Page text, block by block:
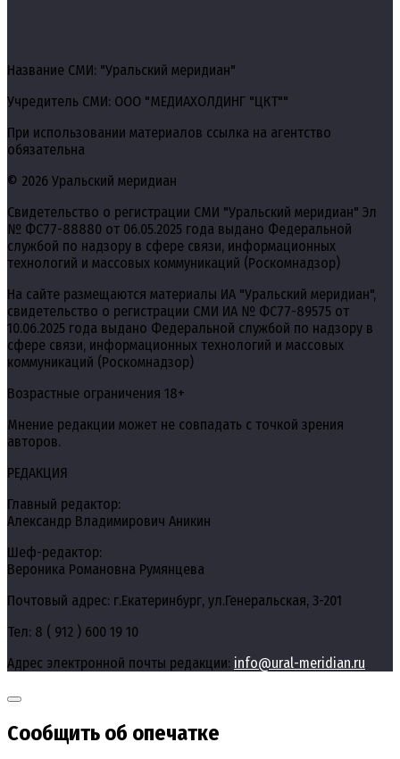
Название СМИ: "Уральский меридиан"
Учредитель СМИ: ООО "МЕДИАХОЛДИНГ "ЦКТ""
При использовании материалов ссылка на агентство
обязательна
© 2026 Уральский меридиан
Свидетельство о регистрации СМИ "Уральский меридиан" Эл
№ ФС77-88880 от 06.05.2025 года выдано Федеральной
службой по надзору в сфере связи, информационных
технологий и массовых коммуникаций (Роскомнадзор)
На сайте размещаются материалы ИА "Уральский меридиан",
свидетельство о регистрации СМИ ИА № ФС77-89575 от
10.06.2025 года выдано Федеральной службой по надзору в
сфере связи, информационных технологий и массовых
коммуникаций (Роскомнадзор)
Возрастные ограничения 18+
Мнение редакции может не совпадать с точкой зрения
авторов.
РЕДАКЦИЯ
Главный редактор:
Александр Владимирович Аникин
Шеф-редактор:
Вероника Романовна Румянцева
Почтовый адрес: г.Екатеринбург, ул.Генеральская, 3-201
Тел: 8 ( 912 ) 600 19 10
Адрес электронной почты редакции: info@ural-meridian.ru
Сообщить об опечатке